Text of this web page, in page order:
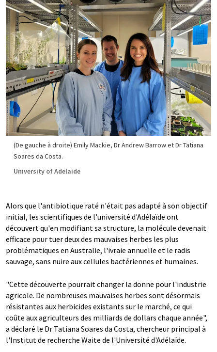
(De gauche à droite) Emily Mackie, Dr Andrew Barrow et Dr Tatiana
Soares da Costa.
University of Adelaide
Alors que l'antibiotique raté n'était pas adapté à son objectif
initial, les scientifiques de l'université d'Adélaïde ont
découvert qu'en modifiant sa structure, la molécule devenait
efficace pour tuer deux des mauvaises herbes les plus
problématiques en Australie, l'ivraie annuelle et le radis
sauvage, sans nuire aux cellules bactériennes et humaines.
"Cette découverte pourrait changer la donne pour l'industrie
agricole. De nombreuses mauvaises herbes sont désormais
résistantes aux herbicides existants sur le marché, ce qui
coûte aux agriculteurs des milliards de dollars chaque année",
a déclaré le Dr Tatiana Soares da Costa, chercheur principal à
l'Institut de recherche Waite de l'Université d'Adélaïde.